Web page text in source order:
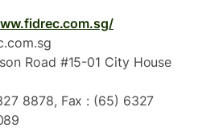
Road #15-01 City House
8878, Fax : (65) 6327